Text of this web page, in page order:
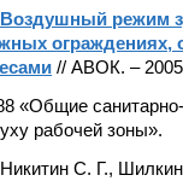
Воздушный режим
ограждениях,
// АВОК. –
«Общие санитарно-
рабочей зоны».
С. Г.,